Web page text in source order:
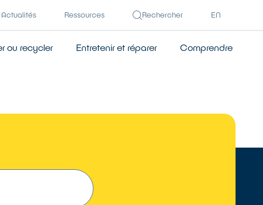
Actualités Ressources Rechercher EN
ou recycler Entretenir et réparer Comprendre